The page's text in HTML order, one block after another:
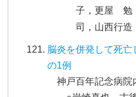
子，更屋 勉
司，山西行造
脳炎を併発して死
の1例
神戸百年記念病院